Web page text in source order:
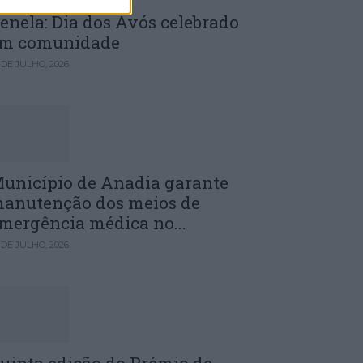
Dia dos Avós celebrado
comunidade
JULHO, 2026
de Anadia garante
dos meios de
médica no...
JULHO, 2026